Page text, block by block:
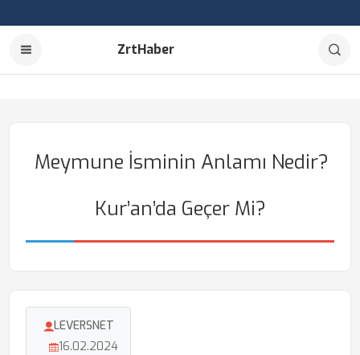
ZrtHaber
Meymune İsminin Anlamı Nedir?
Kur’an’da Geçer Mi?
LEVERSNET
16.02.2024